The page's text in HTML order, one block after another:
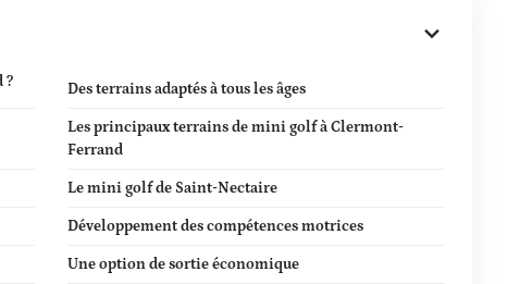
? Des terrains adaptés à tous les âges
Les principaux terrains de mini golf à Clermont-
Ferrand
Le mini golf de Saint-Nectaire
Développement des compétences motrices
Une option de sortie économique